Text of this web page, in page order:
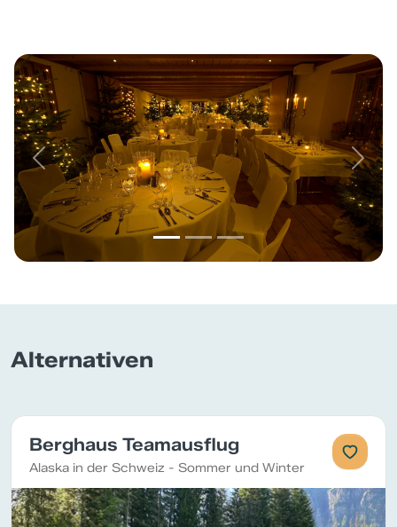
Previous Next
Alternativen
Berghaus Teamausflug
Alaska in der Schweiz - Sommer und Winter